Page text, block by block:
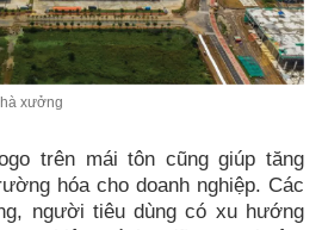
xưởng
trên mái tôn cũng giúp tăng
hóa cho doanh nghiệp. Các
người tiêu dùng có xu hướng